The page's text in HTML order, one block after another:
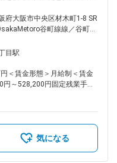
の事業拡大に向けたシステム
ムの立ち上げをお任せしま
に向けてブラッシュアップ
基盤に、複数のシステムが連
を改修したり、整合性を保ち
が発生します。まずは、こ
ただきたいと考えています。
府大阪市中央区材木町1-8 SR
谷町線線／谷町四
煙変更の範囲：無
目駅
＜賃金形態＞月給制＜賃金
～528,200円固定残業手当/
し、決定します。■上記予定
なっております。■昇給：
11月）賃金はあくまでも目
気になる